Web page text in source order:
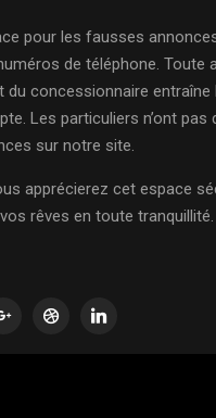
pour les fausses
de téléphone. Toute
concessionnaire entraîne
Les particuliers n’ont pas
sur notre site.
apprécierez cet espace
rêves en toute tranquillité.